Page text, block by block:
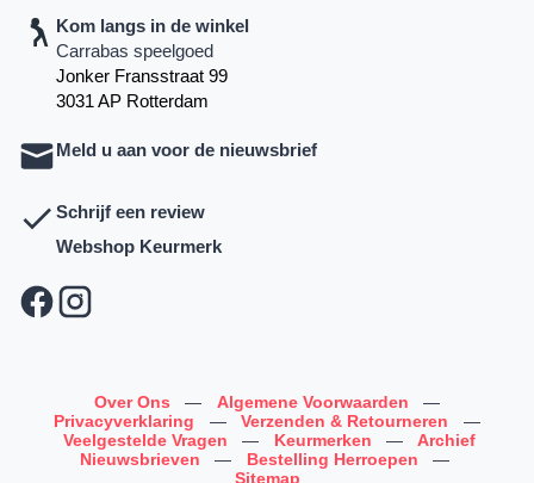
Kom langs in de winkel
Carrabas speelgoed
Jonker Fransstraat 99
3031 AP Rotterdam
Meld u aan voor de nieuwsbrief
Schrijf een review
Webshop Keurmerk
Over Ons — Algemene Voorwaarden
—
Privacyverklaring
— Verzenden & Retourneren
—
Veelgestelde Vragen
— Keurmerken —
Archief
Nieuwsbrieven
— Bestelling Herroepen
—
Sitemap